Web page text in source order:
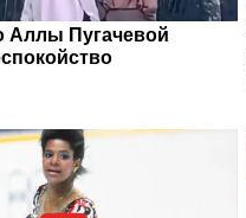
Аллы Пугачевой